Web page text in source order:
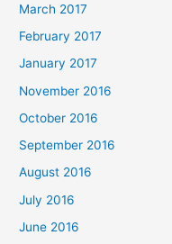
March 2017
February 2017
January 2017
November 2016
October 2016
September 2016
August 2016
July 2016
June 2016